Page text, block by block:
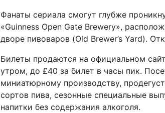
Фанаты сериала смогут глубже
«Guinness Open Gate Brewery»,
дворе пивоваров (Old Brewer’s Yard).
Билеты продаются на официальном
утром, до £40 за билет в часы пик.
миниатюрному производству,
сортов пива, сезонные специальные
напитки без содержания алкоголя.